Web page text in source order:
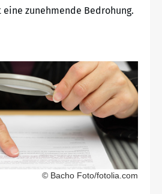
zunehmende Bedrohung.
© Bacho Foto/fotolia.com